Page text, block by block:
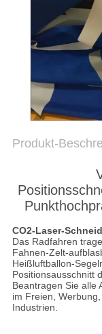
PRIVACY
POLICY
Produkt-
CO2-Laser-
Das Radfahren
Fahnen-Zelt-
Heißluftballon-
Positionsausschnitt
Beantragen Sie alle
im Freien,
Industrien.